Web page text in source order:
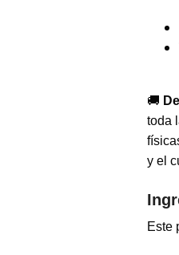
🚚
toda
y el
Este